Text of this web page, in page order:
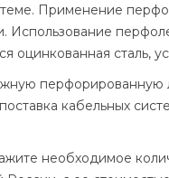
Применение
оцинкованная
кабельных
необходимое